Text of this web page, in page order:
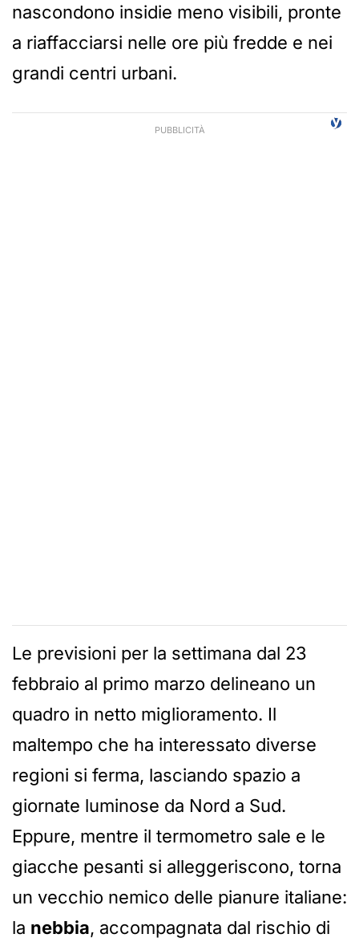
nascondono insidie meno visibili, pronte
a riaffacciarsi nelle ore più fredde e nei
grandi centri urbani.
Le previsioni per la settimana dal 23
febbraio al primo marzo delineano un
quadro in netto miglioramento. Il
maltempo che ha interessato diverse
regioni si ferma, lasciando spazio a
giornate luminose da Nord a Sud.
Eppure, mentre il termometro sale e le
giacche pesanti si alleggeriscono, torna
un vecchio nemico delle pianure italiane:
la nebbia, accompagnata dal rischio di